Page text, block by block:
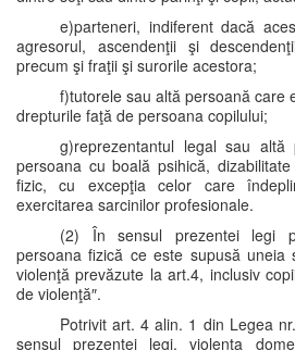
e)parteneri, indiferent dacă
agresorul, ascendenţii şi
precum şi fraţii şi surorile acestora;
f)tutorele sau altă persoană care
drepturile faţă de persoana copilului;
g)reprezentantul legal sau altă
persoana cu boală psihică,
fizic, cu excepţia celor care
exercitarea sarcinilor profesionale.
(2) În sensul prezentei legi
persoana fizică ce este supusă
violenţă prevăzute la art.4, inclusiv
de violenţă″.
Potrivit art. 4 alin. 1 din Legea
sensul prezentei legi, violenţa